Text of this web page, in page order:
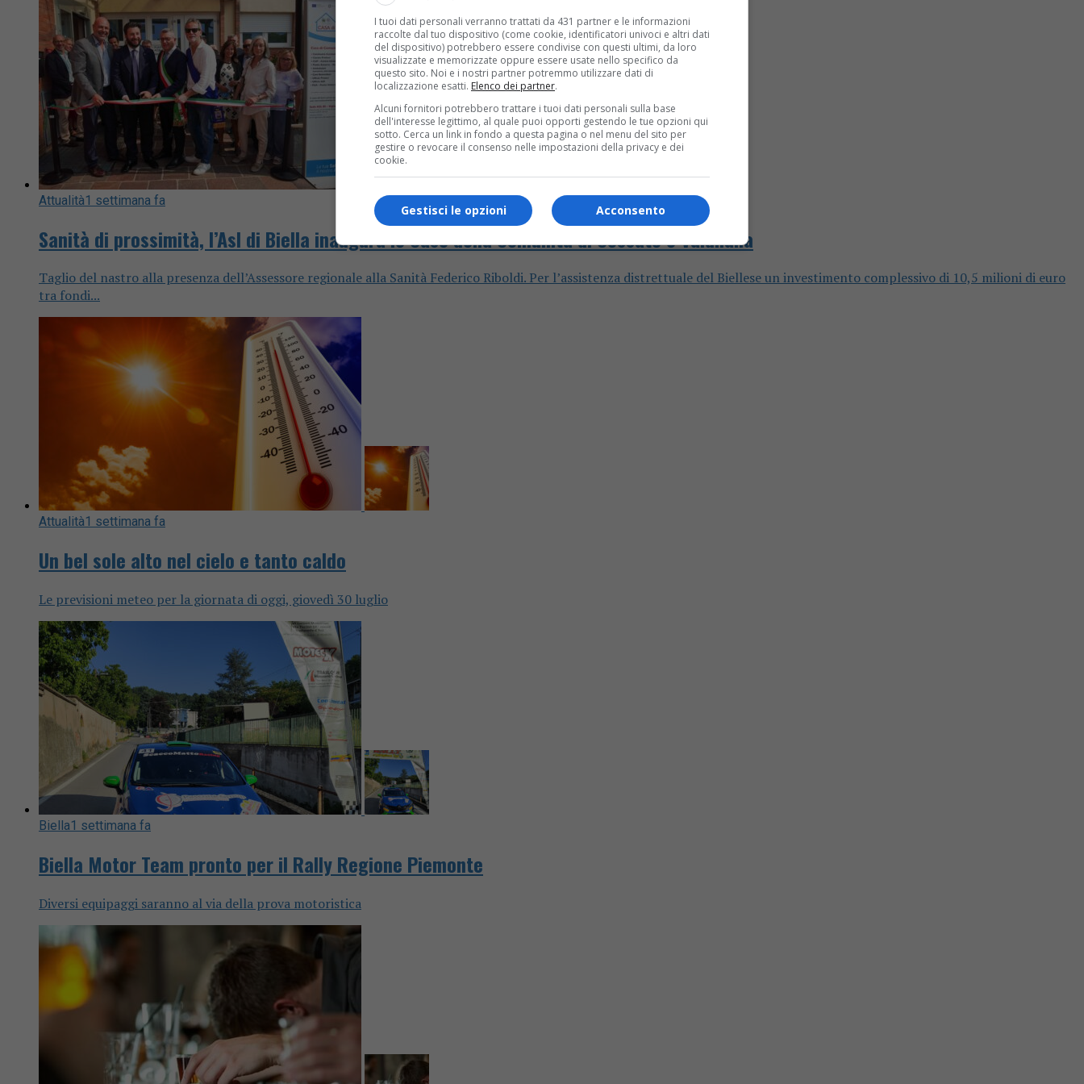
Attualità1 settimana fa
Sanità di prossimità, l’Asl di Biella inaugura le Case della Comunità di Cossato e Valdilana
Taglio del nastro alla presenza dell’Assessore regionale alla Sanità Federico Riboldi. Per l’assistenza distrettuale del Biellese un investimento complessivo di 10,5 milioni di euro
tra fondi...
Attualità1 settimana fa
Un bel sole alto nel cielo e tanto caldo
Le previsioni meteo per la giornata di oggi, giovedì 30 luglio
Biella1 settimana fa
Biella Motor Team pronto per il Rally Regione Piemonte
Diversi equipaggi saranno al via della prova motoristica
I tuoi dati personali verranno trattati da 431 partner e le informazioni
raccolte dal tuo dispositivo (come cookie, identificatori univoci e altri dati
del dispositivo) potrebbero essere condivise con questi ultimi, da loro
visualizzate e memorizzate oppure essere usate nello specifico da
questo sito. Noi e i nostri partner potremmo utilizzare dati di
localizzazione esatti. Elenco dei partner.
Alcuni fornitori potrebbero trattare i tuoi dati personali sulla base
dell'interesse legittimo, al quale puoi opporti gestendo le tue opzioni qui
sotto. Cerca un link in fondo a questa pagina o nel menu del sito per
gestire o revocare il consenso nelle impostazioni della privacy e dei
cookie.
Acconsento
Gestisci le opzioni